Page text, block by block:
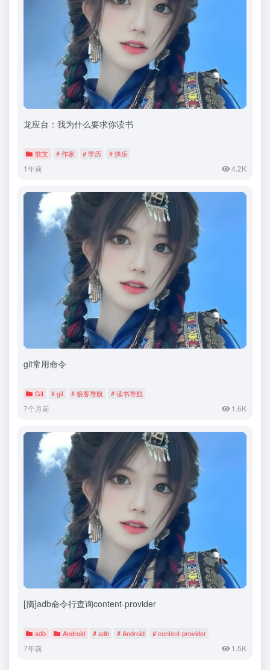
龙应台：我为什么要求你读书
散文 # 作家 # 学历 # 快乐
1年前 4.2K
git常用命令
Git # git # 极客导航 # 读书导航
7个月前 1.6K
[摘]adb命令行查询content-provider
adb Android # adb # Android # content-provider
7年前 1.5K